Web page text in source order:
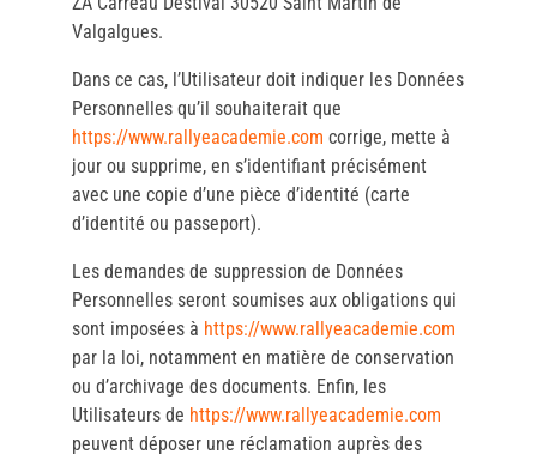
Valgalgues.
Dans ce cas, l’Utilisateur doit indiquer les Données
Personnelles qu’il souhaiterait que
https://www.rallyeacademie.com corrige, mette à
jour ou supprime, en s’identifiant précisément
avec une copie d’une pièce d’identité (carte
d’identité ou passeport).
Les demandes de suppression de Données
Personnelles seront soumises aux obligations qui
sont imposées à https://www.rallyeacademie.com
par la loi, notamment en matière de conservation
ou d’archivage des documents. Enfin, les
Utilisateurs de https://www.rallyeacademie.com
peuvent déposer une réclamation auprès des